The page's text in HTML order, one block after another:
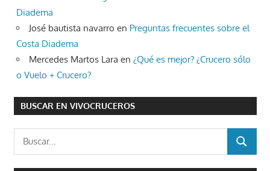
Diadema
José bautista navarro en Preguntas frecuentes sobre el
Costa Diadema
Mercedes Martos Lara en ¿Qué es mejor? ¿Crucero sólo
o Vuelo + Crucero?
BUSCAR EN VIVOCRUCEROS
Buscar:
BUSCAR